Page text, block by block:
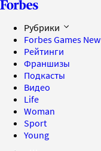
Рубрики
Forbes Games New
Рейтинги
Франшизы
Подкасты
Видео
Life
Woman
Sport
Young